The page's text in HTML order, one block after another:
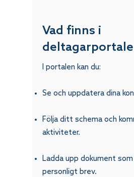
Vad finns i
I portalen kan du:
Se och uppdatera dina
Följa ditt schema och
aktiviteter.
Ladda upp dokument
personligt brev.